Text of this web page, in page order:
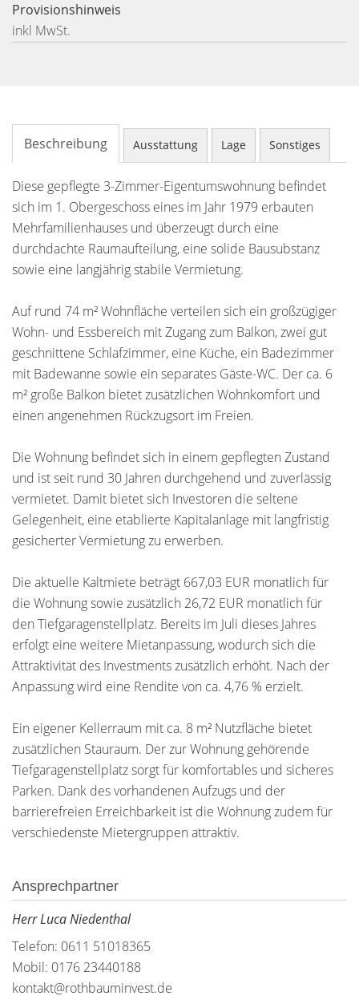
Provisionshinweis
inkl MwSt.
Beschreibung Ausstattung Lage Sonstiges
Diese gepflegte 3-Zimmer-Eigentumswohnung befindet
sich im 1. Obergeschoss eines im Jahr 1979 erbauten
Mehrfamilienhauses und überzeugt durch eine
durchdachte Raumaufteilung, eine solide Bausubstanz
sowie eine langjährig stabile Vermietung.
Auf rund 74 m² Wohnfläche verteilen sich ein großzügiger
Wohn- und Essbereich mit Zugang zum Balkon, zwei gut
geschnittene Schlafzimmer, eine Küche, ein Badezimmer
mit Badewanne sowie ein separates Gäste-WC. Der ca. 6
m² große Balkon bietet zusätzlichen Wohnkomfort und
einen angenehmen Rückzugsort im Freien.
Die Wohnung befindet sich in einem gepflegten Zustand
und ist seit rund 30 Jahren durchgehend und zuverlässig
vermietet. Damit bietet sich Investoren die seltene
Gelegenheit, eine etablierte Kapitalanlage mit langfristig
gesicherter Vermietung zu erwerben.
Die aktuelle Kaltmiete beträgt 667,03 EUR monatlich für
die Wohnung sowie zusätzlich 26,72 EUR monatlich für
den Tiefgaragenstellplatz. Bereits im Juli dieses Jahres
erfolgt eine weitere Mietanpassung, wodurch sich die
Attraktivität des Investments zusätzlich erhöht. Nach der
Anpassung wird eine Rendite von ca. 4,76 % erzielt.
Ein eigener Kellerraum mit ca. 8 m² Nutzfläche bietet
zusätzlichen Stauraum. Der zur Wohnung gehörende
Tiefgaragenstellplatz sorgt für komfortables und sicheres
Parken. Dank des vorhandenen Aufzugs und der
barrierefreien Erreichbarkeit ist die Wohnung zudem für
verschiedenste Mietergruppen attraktiv.
Ansprechpartner
Herr Luca Niedenthal
Telefon: 0611 51018365
Mobil: 0176 23440188
kontakt@rothbauminvest.de